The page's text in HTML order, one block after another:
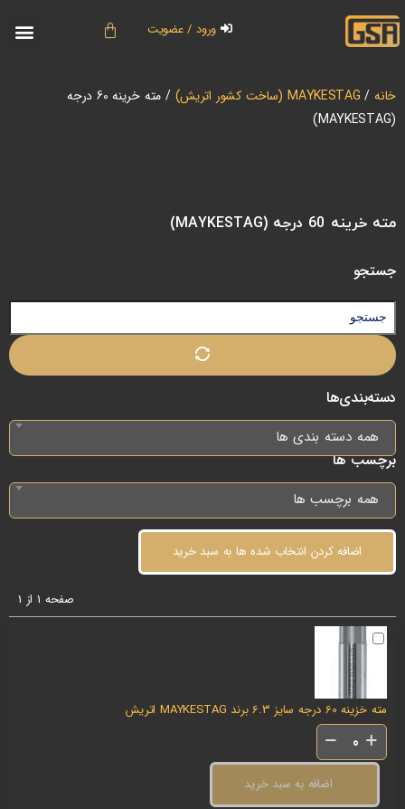
ورود / عضویت
خانه/ MAYKESTAG (ساخت کشور اتریش)
/ مته خرینه 60 درجه
(MAYKESTAG)
مته خرینه 60 درجه (MAYKESTAG)
جستجو
دسته‌بندی‌ها
همه دسته بندی ها
برچسب ها
همه برچسب ها
اضافه کردن انتخاب شده ها به سبد خرید
صفحه 1 از 1
مته خزینه 60 درجه سایز 6.3 برند MAYKESTAG اتریش
اضافه به سبد خرید